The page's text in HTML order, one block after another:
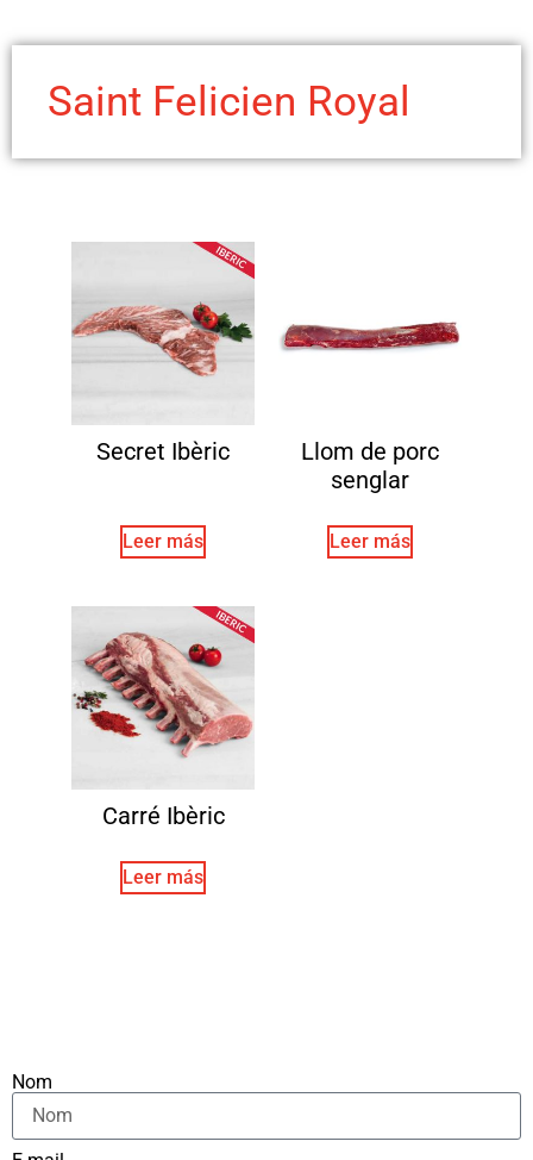
Saint Felicien Royal
Secret Ibèric
Leer más
Llom de porc
senglar
Leer más
Carré Ibèric
Leer más
Nom